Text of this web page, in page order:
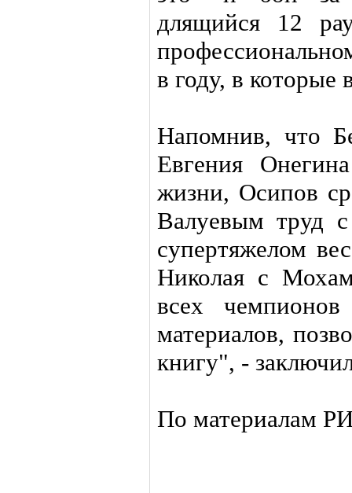
длящийся 12
в году, в которые
Напомнив, что
Евгения
жизни, Осипов
Валуевым труд
супертяжелом
Николая с
всех
материалов,
книгу", -
По материалам